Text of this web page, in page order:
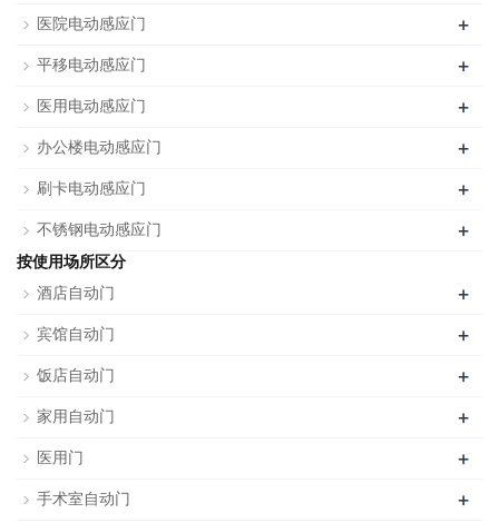
医院电动感应门 +
平移电动感应门 +
医用电动感应门 +
办公楼电动感应门 +
刷卡电动感应门 +
不锈钢电动感应门 +
按使用场所区分
酒店自动门
+
宾馆自动门 +
饭店自动门 +
家用自动门 +
医用门 +
手术室自动门 +